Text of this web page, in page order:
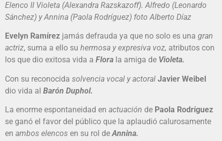
Elenco II Violeta (Alexandra Razskazoff). Alfredo (Leonardo
Sánchez) y Annina (Paola Rodríguez) foto Alberto Díaz
Evelyn Ramírez jamás defrauda ya que no solo es una gran
actriz, suma a ello su hermosa y expresiva voz, atributos con
los que dio exitosa vida a Flora la amiga de Violeta.
Con su reconocida solvencia vocal y actoral Javier Weibel
dio vida al Barón Duphol.
La enorme espontaneidad en actuación de Paola Rodríguez
se ganó el favor del público que la aplaudió calurosamente
en ambos elencos en su rol deAnnina.